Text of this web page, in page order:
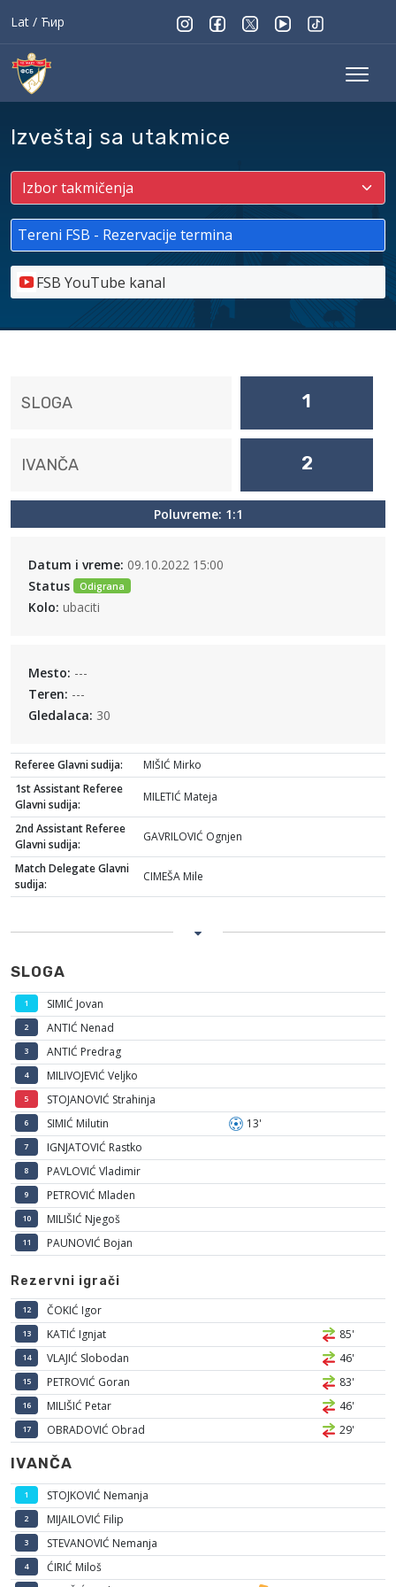
Lat / Ћир
Izveštaj sa utakmice
Tereni FSB - Rezervacije termina
FSB YouTube kanal
SLOGA 1
IVANČA 2
Poluvreme: 1:1
Datum i vreme: 09.10.2022 15:00
Status
Odigrana
Kolo: ubaciti
Mesto: ---
Teren: ---
Gledalaca: 30
Referee Glavni sudija:
MIŠIĆ Mirko
1st Assistant Referee
Glavni sudija:
MILETIĆ Mateja
2nd Assistant Referee
Glavni sudija:
GAVRILOVIĆ Ognjen
Match Delegate Glavni
sudija:
CIMEŠA Mile
SLOGA
1 SIMIĆ Jovan
2 ANTIĆ Nenad
3 ANTIĆ Predrag
4 MILIVOJEVIĆ Veljko
5 STOJANOVIĆ Strahinja
6 SIMIĆ Milutin 13'
7 IGNJATOVIĆ Rastko
8 PAVLOVIĆ Vladimir
9 PETROVIĆ Mladen
10 MILIŠIĆ Njegoš
11 PAUNOVIĆ Bojan
Rezervni igrači
12 ČOKIĆ Igor
13 KATIĆ Ignjat 85'
14 VLAJIĆ Slobodan 46'
15 PETROVIĆ Goran 83'
16 MILIŠIĆ Petar 46'
17 OBRADOVIĆ Obrad 29'
IVANČA
1 STOJKOVIĆ Nemanja
2 MIJAILOVIĆ Filip
3 STEVANOVIĆ Nemanja
4 ĆIRIĆ Miloš